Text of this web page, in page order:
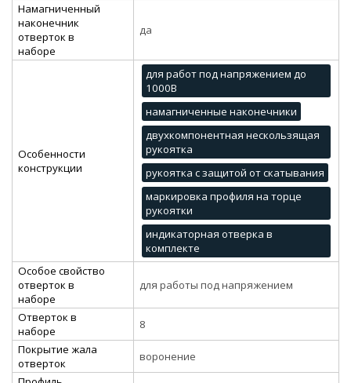
Намагниченный
наконечник
отверток в
наборе
да
Особенности
конструкции
для работ под напряжением до
1000В
намагниченные наконечники
двухкомпонентная нескользящая
рукоятка
рукоятка с защитой от скатывания
маркировка профиля на торце
рукоятки
индикаторная отверка в
комплекте
Особое свойство
отверток в
наборе
для работы под напряжением
Отверток в
наборе
8
Покрытие жала
отверток
воронение